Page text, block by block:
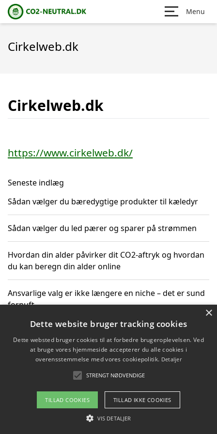
Menu
Cirkelweb.dk
Cirkelweb.dk
https://www.cirkelweb.dk/
Seneste indlæg
Sådan vælger du bæredygtige produkter til kæledyr
Sådan vælger du led pærer og sparer på strømmen
Hvordan din alder påvirker dit CO2-aftryk og hvordan
du kan beregn din alder online
Ansvarlige valg er ikke længere en niche – det er sund
fornuft
Sådan kan du handle bæredygtigt og bestil med
faktura
Om / kontakt
Blog Betingelser
×
Dette website bruger tracking cookies
Dette websted bruger cookies til at forbedre brugeroplevelsen. Ved
at bruge vores hjemmeside accepterer du alle cookies i
overensstemmelse med vores cookiepolitik. Detaljer
STRENGT NØDVENDIGE
TILLAD COOKIES TILLAD IKKE COOKIES
VIS DETALJER